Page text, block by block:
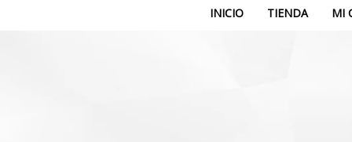
INICIO TIENDA MI